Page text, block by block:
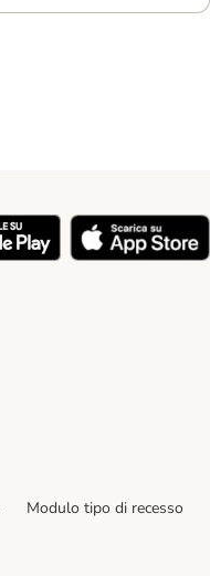
Modulo tipo di recesso